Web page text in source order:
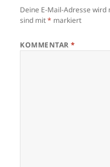
Deine E-Mail-Adresse
sind mit* markiert
KOMMENTAR*